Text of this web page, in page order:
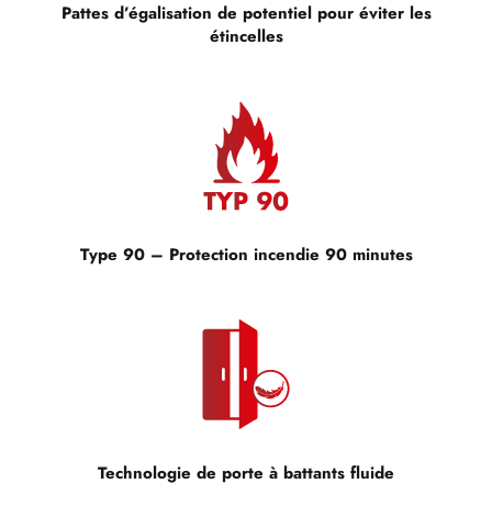
Pattes d’égalisation de potentiel pour éviter les
étincelles
Type 90 – Protection incendie 90 minutes
Technologie de porte à battants fluide